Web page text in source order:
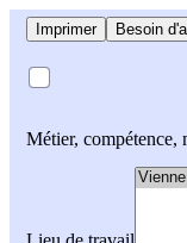
Imprimer Besoin
Métier, compétence,